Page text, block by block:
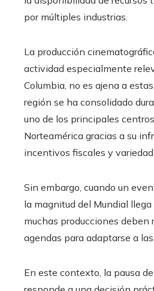
por múltiples industrias.
La producción
actividad especialmente
Columbia, no es ajena a
región se ha consolidado
uno de los principales
Norteamérica gracias a su
incentivos fiscales y variedad
Sin embargo, cuando un
la magnitud del Mundial llega
muchas producciones deben
agendas para adaptarse a
En este contexto, la pausa